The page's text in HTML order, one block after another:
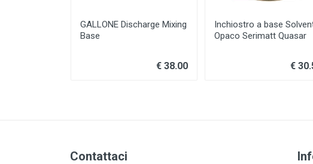
GALLONE Discharge Mixing
Base
€ 38.00
Inchiostro a base
Opaco Serimatt Quasar
€
Contattaci